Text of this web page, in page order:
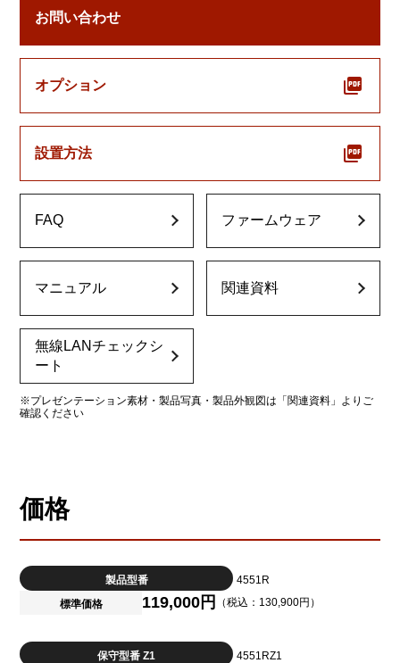
お問い合わせ
オプション
設置方法
FAQ ファームウェア
マニュアル 関連資料
無線LANチェックシ
ート
※プレゼンテーション素材・製品写真・製品外観図は「関連資料」よりご
確認ください
価格
製品型番
4551R
標準価格
119,000円 （税込：130,900円）
保守型番 Z1
4551RZ1